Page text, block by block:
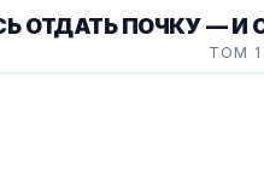
ОТДАТЬ ПОЧКУ — И
ТОМ 1